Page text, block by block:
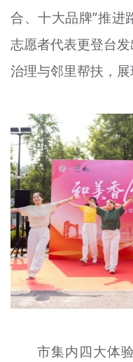
合、十大品牌”推进
志愿者代表更登台
治理与邻里帮扶，展
市集内四大体